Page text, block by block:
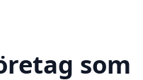
som